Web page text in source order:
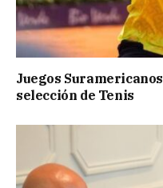
Juegos
selección de Tenis